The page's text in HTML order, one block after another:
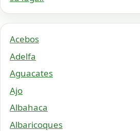
Acebos
Adelfa
Aguacates
Ajo
Albahaca
Albaricoques